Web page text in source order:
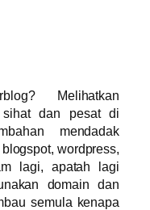
Melihatkan
sihat dan pesat di
mendadak
wordpress,
lagi, apatah lagi
domain dan
semula kenapa